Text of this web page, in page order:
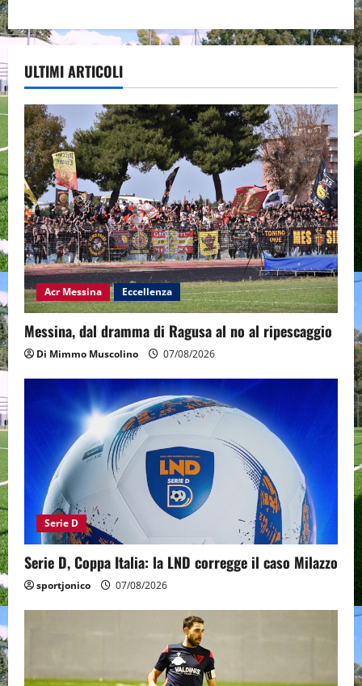
ULTIMI ARTICOLI
Acr Messina Eccellenza
Messina, dal dramma di Ragusa al no al ripescaggio
Di Mimmo Muscolino 07/08/2026
Serie D
Serie D, Coppa Italia: la LND corregge il caso Milazzo
sportjonico 07/08/2026